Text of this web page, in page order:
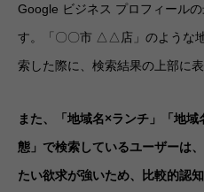
Google ビジネス プロフィール
す。「〇〇市 △△店」のような
索した際に、検索結果の上部に
また、「地域名×ランチ」「地
態」で検索しているユーザーは
たい欲求が強いため、比較的認